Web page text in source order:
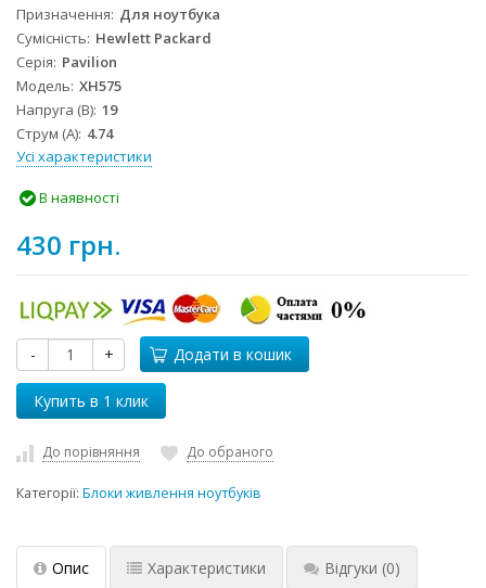
Призначення Для ноутбука
Сумісність Hewlett Packard
Серія Pavilion
Модель XH575
Напруга (В) 19
Струм (А) 4.74
Усі характеристики
В наявності
430 грн.
- + Додати в кошик
До порівняння До обраного
Категорії: Блоки живлення ноутбуків
Опис Характеристики Відгуки (0)